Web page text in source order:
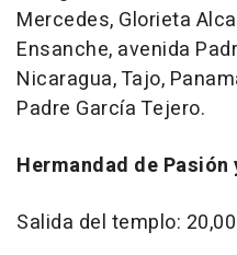
Mercedes, Glorieta
Ensanche, avenida
Nicaragua, Tajo,
Padre García Tejero.
Hermandad de Pasión
Salida del templo: 20,00